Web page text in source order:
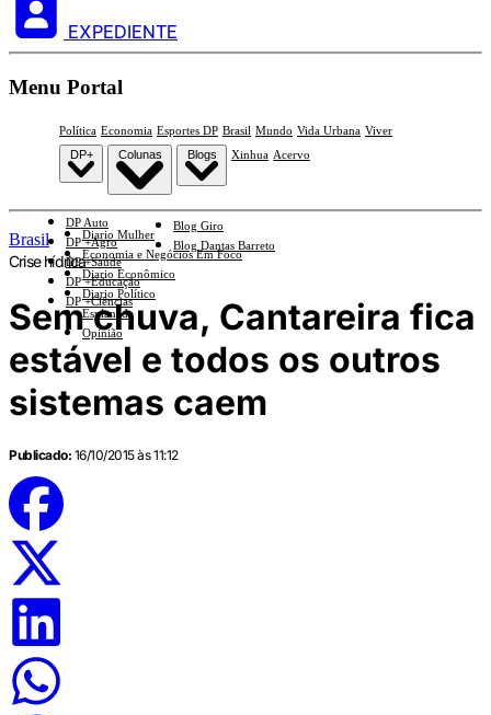
EXPEDIENTE
Menu Portal
Política Economia Esportes DP Brasil Mundo Vida Urbana Viver
DP+
DP Auto
DP +Agro
DP +Saúde
DP +Educação
DP +Ciências
Colunas
Diario Mulher
Economia e Negócios Em Foco
Diario Econômico
Diario Político
Esplanada
Opinião
Blogs
Blog Giro
Blog Dantas Barreto
Xinhua Acervo
Brasil
Crise hídrica
Sem chuva, Cantareira fica
estável e todos os outros
sistemas caem
Publicado: 16/10/2015 às 11:12